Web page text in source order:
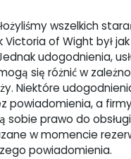
wszelkich
Victoria of Wight był
udogodnienia,
się różnić w
Niektóre
powiadomienia, a
sobie prawo do
w momencie
powiadomienia.